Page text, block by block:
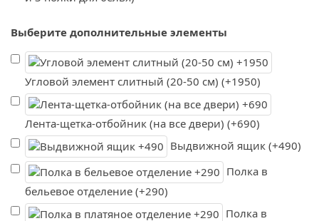
Выберите дополнительные элементы
Угловой элемент слитный (20-50 см) (+1950)
Лента-щетка-отбойник (на все двери) (+690)
Выдвижной ящик (+490)
Полка в
бельевое отделение (+290)
Полка в